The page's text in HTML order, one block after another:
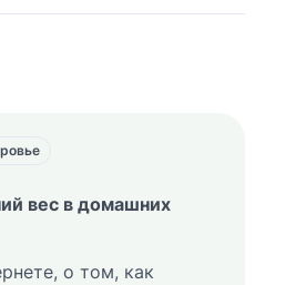
вес в домашних
о том, как